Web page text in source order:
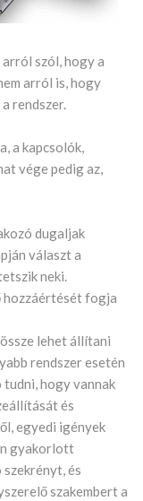
szól, hogy a
arról is, hogy
rendszer.
a kapcsolók,
vége pedig az,
dugaljak
választ a
neki.
hozzáértését fogja
lehet állítani
rendszer esetén
tudni, hogy vannak
és
egyedi igények
gyakorlott
és
szakembert a